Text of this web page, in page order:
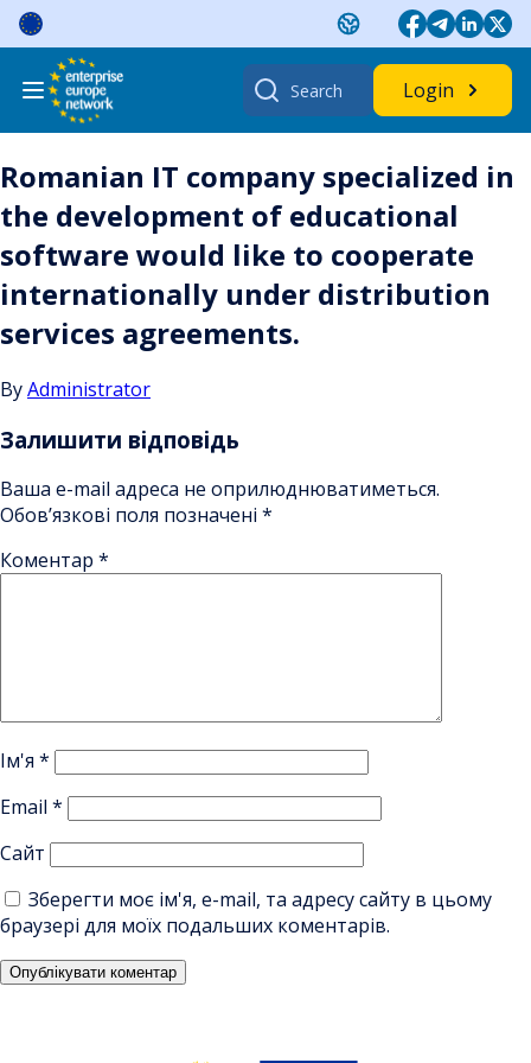
Skip
content
Search
for:
Login
Romanian IT company specialized in
the development of educational
software would like to cooperate
internationally under distribution
services agreements.
ByAdministrator
Залишити відповідь
Ваша e-mail адреса не оприлюднюватиметься.
Обов’язкові поля позначені *
Коментар *
Ім'я *
Email *
Сайт
Зберегти моє ім'я, e-mail, та адресу сайту в цьому
браузері для моїх подальших коментарів.